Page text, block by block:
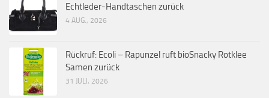
Echtleder-Handtaschen zurück
4 AUG., 2026
Rückruf: Ecoli – Rapunzel ruft bioSnacky Rotklee
Samen zurück
31 JULI, 2026